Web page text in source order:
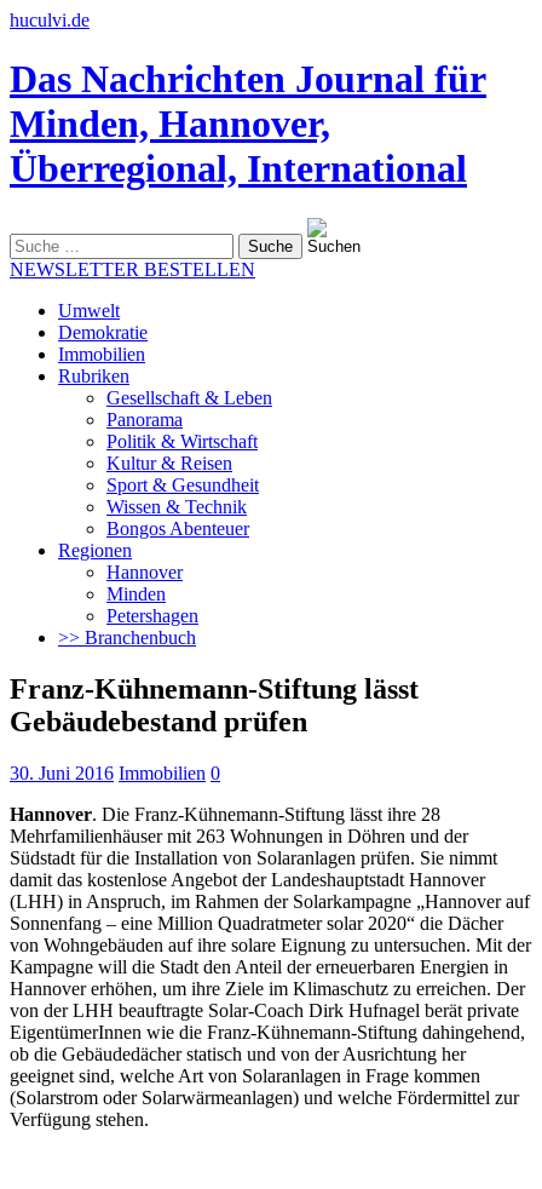
huculvi.de
Das Nachrichten Journal für
Minden, Hannover,
Überregional, International
nach:
NEWSLETTER BESTELLEN
Umwelt
Demokratie
Immobilien
Rubriken
Gesellschaft & Leben
Panorama
Politik & Wirtschaft
Kultur & Reisen
Sport & Gesundheit
Wissen & Technik
Bongos Abenteuer
Regionen
Hannover
Minden
Petershagen
>> Branchenbuch
Franz-Kühnemann-Stiftung lässt
Gebäudebestand prüfen
30. Juni 2016 Immobilien 0
Hannover. Die Franz-Kühnemann-Stiftung lässt ihre 28
Mehrfamilienhäuser mit 263 Wohnungen in Döhren und der
Südstadt für die Installation von Solaranlagen prüfen. Sie nimmt
damit das kostenlose Angebot der Landeshauptstadt Hannover
(LHH) in Anspruch, im Rahmen der Solarkampagne „Hannover auf
Sonnenfang – eine Million Quadratmeter solar 2020“ die Dächer
von Wohngebäuden auf ihre solare Eignung zu untersuchen. Mit der
Kampagne will die Stadt den Anteil der erneuerbaren Energien in
Hannover erhöhen, um ihre Ziele im Klimaschutz zu erreichen. Der
von der LHH beauftragte Solar-Coach Dirk Hufnagel berät private
EigentümerInnen wie die Franz-Kühnemann-Stiftung dahingehend,
ob die Gebäudedächer statisch und von der Ausrichtung her
geeignet sind, welche Art von Solaranlagen in Frage kommen
(Solarstrom oder Solarwärmeanlagen) und welche Fördermittel zur
Verfügung stehen.